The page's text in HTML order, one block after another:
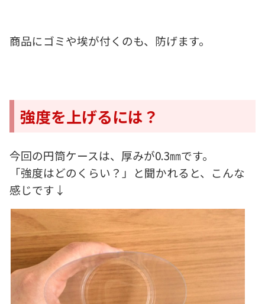
商品にゴミや埃が付くのも、防げます。
強度を上げるには？
今回の円筒ケースは、厚みが0.3㎜です。
「強度はどのくらい？」と聞かれると、こんな
感じです↓